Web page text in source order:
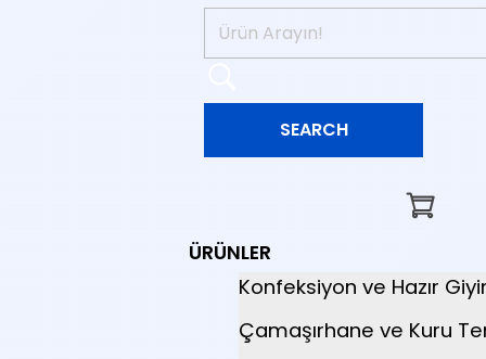
ÜRÜNLER
Konfeksiyon ve Hazır
Çamaşırhane ve Kuru